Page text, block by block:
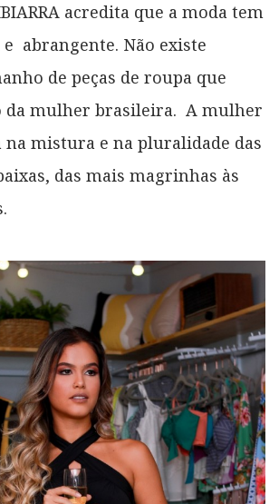
acredita que a moda tem
abrangente. Não existe
de peças de roupa que
da mulher brasileira. A mulher
mistura e na pluralidade das
das mais magrinhas às